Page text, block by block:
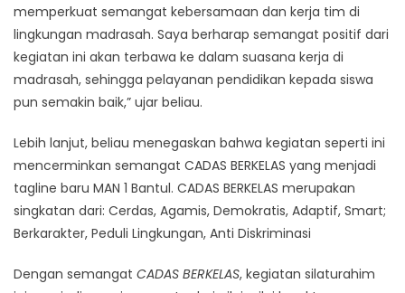
memperkuat semangat kebersamaan dan kerja tim di
lingkungan madrasah. Saya berharap semangat positif dari
kegiatan ini akan terbawa ke dalam suasana kerja di
madrasah, sehingga pelayanan pendidikan kepada siswa
pun semakin baik,” ujar beliau.
Lebih lanjut, beliau menegaskan bahwa kegiatan seperti ini
mencerminkan semangat CADAS BERKELAS yang menjadi
tagline baru MAN 1 Bantul. CADAS BERKELAS merupakan
singkatan dari: Cerdas, Agamis, Demokratis, Adaptif, Smart;
Berkarakter, Peduli Lingkungan, Anti Diskriminasi
Dengan semangat CADAS BERKELAS, kegiatan silaturahim